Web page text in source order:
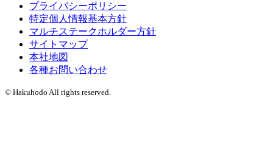
プライバシーポリシー
特定個人情報基本方針
マルチステークホルダー方針
サイトマップ
本社地図
各種お問い合わせ
© Hakuhodo All rights reserved.